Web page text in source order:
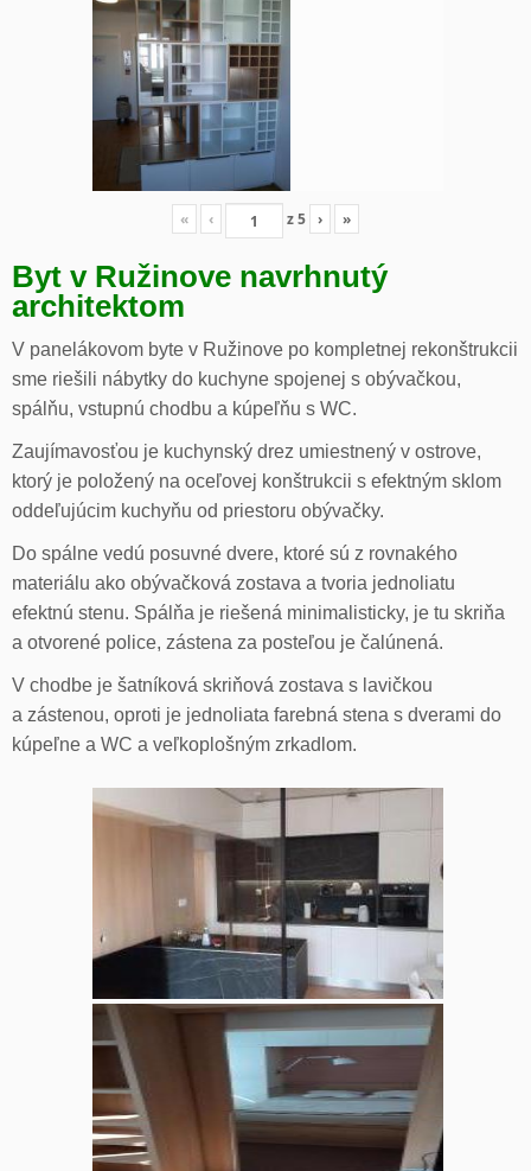
« ‹ z5 › »
Byt v Ružinove navrhnutý
architektom
V panelákovom byte v Ružinove po kompletnej rekonštrukcii
sme riešili nábytky do kuchyne spojenej s obývačkou,
spálňu, vstupnú chodbu a kúpeľňu s WC.
Zaujímavosťou je kuchynský drez umiestnený v ostrove,
ktorý je položený na oceľovej konštrukcii s efektným sklom
oddeľujúcim kuchyňu od priestoru obývačky.
Do spálne vedú posuvné dvere, ktoré sú z rovnakého
materiálu ako obývačková zostava a tvoria jednoliatu
efektnú stenu. Spálňa je riešená minimalisticky, je tu skriňa
a otvorené police, zástena za posteľou je čalúnená.
V chodbe je šatníková skriňová zostava s lavičkou
a zástenou, oproti je jednoliata farebná stena s dverami do
kúpeľne a WC a veľkoplošným zrkadlom.